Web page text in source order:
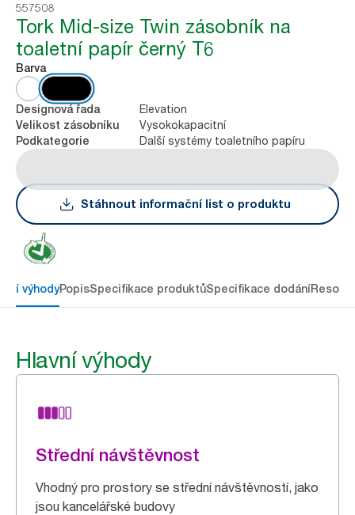
557508
Tork Mid-size Twin zásobník na
toaletní papír černý T6
Barva
Designová řada Elevation
Velikost zásobníku Vysokokapacitní
Podkategorie Další systémy toaletního papíru
Stáhnout informační list o produktu
výhodyPopisSpecifikace produktůSpecifikace dodání
Hlavní výhody
Střední návštěvnost
Vhodný pro prostory se střední návštěvností, jako
jsou kancelářské budovy